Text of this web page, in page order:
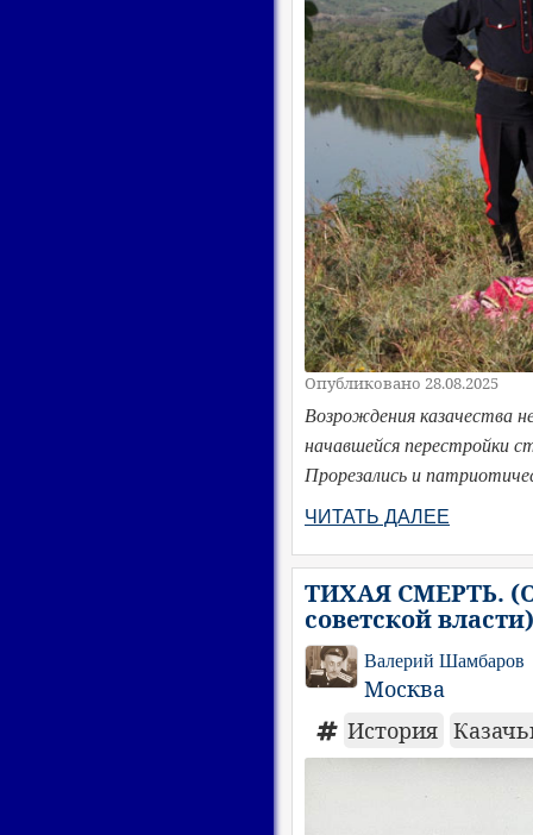
Опубликовано 28.08.2025
Возрождения казачества
начавшейся перестройки
Прорезались и
ЧИТАТЬ ДАЛЕЕ
ТИХАЯ СМЕРТЬ. (О
советской
Валерий Шамбаров
Москва
История